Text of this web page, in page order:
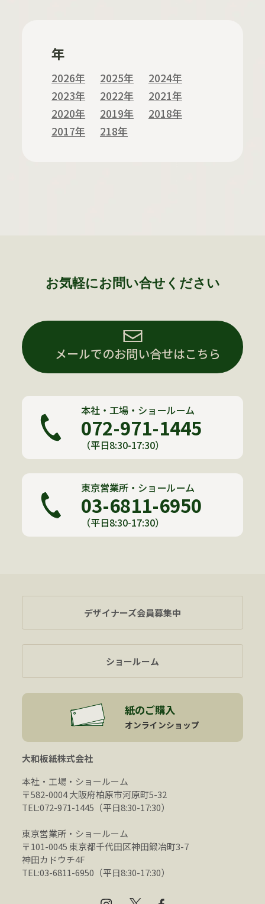
年
2026年 2025年
2024年
2023年
2022年
2021年
2020年
2019年
2018年
2017年
218年
お気軽にお問い合せください
メールでのお問い合せはこちら
本社・工場・ショールーム
072-971-1445
（平日8:30-17:30）
東京営業所・ショールーム
03-6811-6950
（平日8:30-17:30）
大和板紙株式会社
本社・工場・ショールーム
〒582-0004 大阪府柏原市河原町5-32
TEL:072-971-1445（平日8:30-17:30）
東京営業所・ショールーム
〒101-0045 東京都千代田区神田鍛冶町3-7
神田カドウチ4F
TEL:03-6811-6950（平日8:30-17:30）
デザイナーズ会員募集中
ショールーム
紙のご購入
オンラインショップ